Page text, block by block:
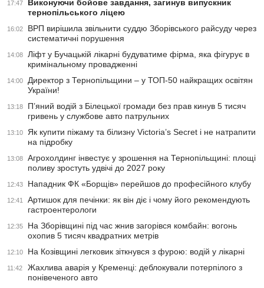
17:47
Виконуючи бойове завдання, загинув випускник
тернопільського ліцею
16:02
ВРП вирішила звільнити суддю Зборівського райсуду через
систематичні порушення
14:08
Ліфт у Бучацькій лікарні будуватиме фірма, яка фігурує в
кримінальному провадженні
14:00
Директор з Тернопільщини – у ТОП-50 найкращих освітян
України!
13:18
П’яний водій з Білецької громади без прав кинув 5 тисяч
гривень у службове авто патрульних
13:10
Як купити піжаму та білизну Victoria’s Secret і не натрапити
на підробку
13:08
Агрохолдинг інвестує у зрошення на Тернопільщині: площі
поливу зростуть удвічі до 2027 року
12:43 Нападник ФК «Борщів» перейшов до професійного клубу
12:41
Артишок для печінки: як він діє і чому його рекомендують
гастроентерологи
12:35
На Зборівщині під час жнив загорівся комбайн: вогонь
охопив 5 тисяч квадратних метрів
12:10 На Козівщині легковик зіткнувся з фурою: водій у лікарні
11:42
Жахлива аварія у Кременці: деблокували потерпілого з
понівеченого авто